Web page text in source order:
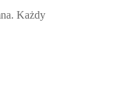
Każdy